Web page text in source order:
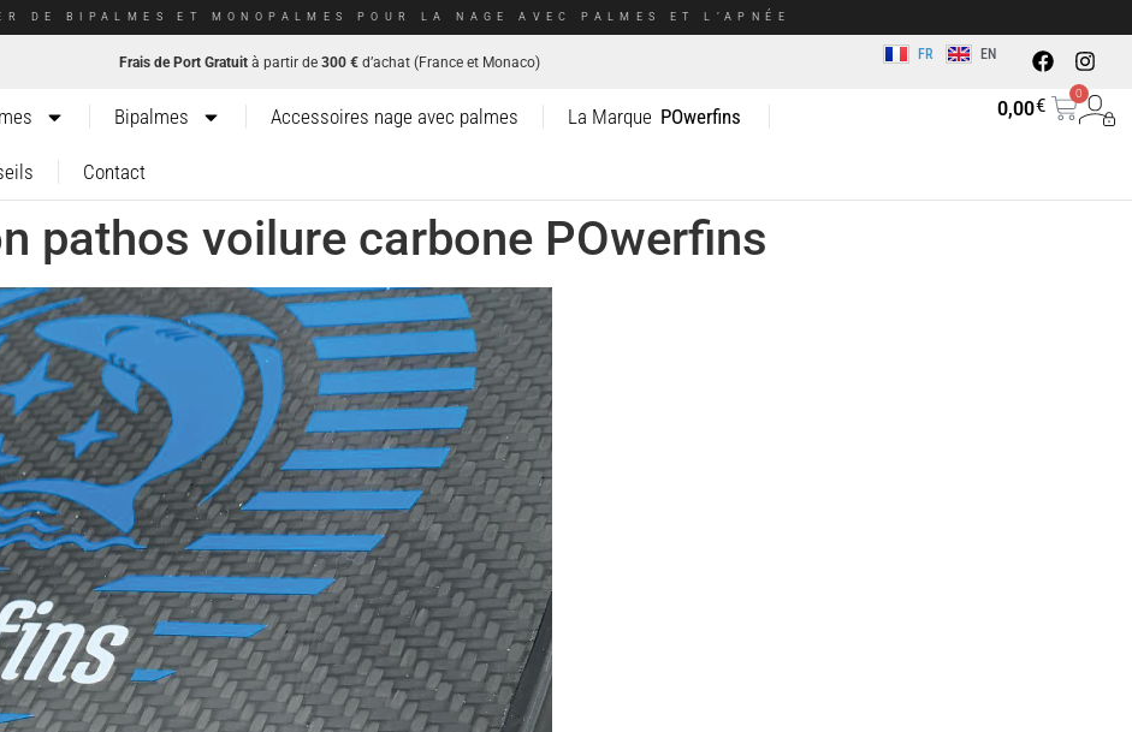
DE BIPALMES ET MONOPALMES POUR LA NAGE AVEC PALMES ET L’APNÉE
Frais de Port Gratuit à partir de300 € d’achat (France et Monaco) FR EN
Bipalmes Accessoires nage avec palmes La Marque POwerfins
Contact
0,00€
0
pathos voilure carbone POwerfins